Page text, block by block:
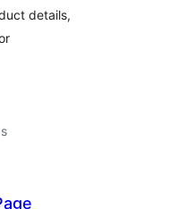
details,